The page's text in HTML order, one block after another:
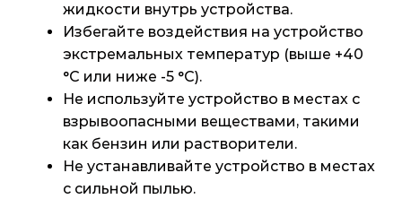
жидкости внутрь устройства.
Избегайте воздействия на устройство
экстремальных температур (выше +40
°С или ниже -5 °С).
Не используйте устройство в местах с
взрывоопасными веществами, такими
как бензин или растворители.
Не устанавливайте устройство в местах
с сильной пылью.